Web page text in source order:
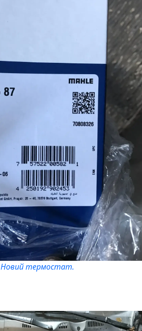
Новий термостат.